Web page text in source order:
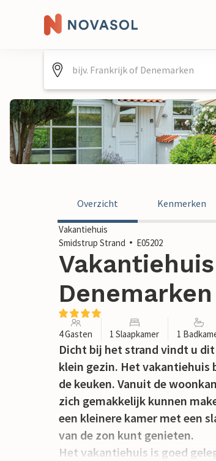
Overzicht Kenmerken
Vakantiehuis
Smidstrup Strand
E05202
Denemarken
4 Gasten 1 Slaapkamer 1
Dicht bij het strand vindt u
klein gezin. Het vakantiehuis
de keuken. Vanuit de
zich gemakkelijk kunnen
een kleinere kamer met een
van de zon kunt genieten.
Het vakantiehuis is goed